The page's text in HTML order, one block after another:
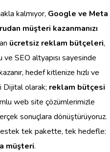
kalmıyor, Google ve Meta
müşteri kazanmanızı
ücretsiz reklam bütçeleri,
SEO altyapısı sayesinde
hedef kitlenize hızlı ve
Dijital olarak; reklam bütçesi
web site çözümlerimizle
sonuçlara dönüştürüyoruz.
tek pakette, tek hedefle:
müşteri.